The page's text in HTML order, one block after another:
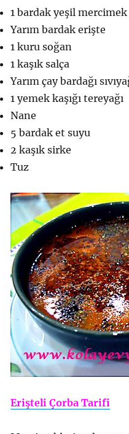
1 bardak yeşil mercimek
Yarım bardak erişte
1 kuru soğan
1 kaşık salça
Yarım çay bardağı
1 yemek kaşığı tereyağı
Nane
5 bardak et suyu
2 kaşık sirke
Tuz
Erişteli Çorba Tarifi